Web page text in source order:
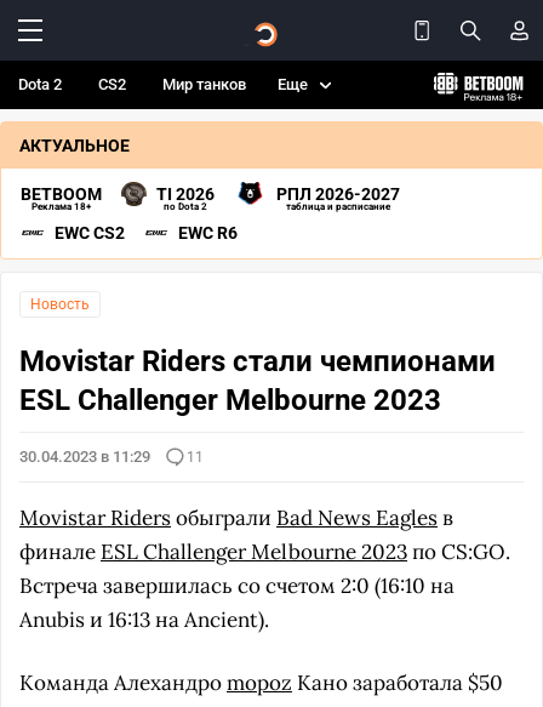
Dota 2 CS2 Мир танков Еще
АКТУАЛЬНОЕ
BETBOOM
Реклама 18+
TI 2026
по Dota 2
РПЛ 2026-2027
таблица и расписание
EWC CS2 EWC R6
Новость
Movistar Riders стали чемпионами
ESL Challenger Melbourne 2023
30.04.2023 в 11:29 11
Movistar Ridersобыграли Bad News Eaglesв
финале ESL Challenger Melbourne 2023по CS:GO.
Встреча завершилась со счетом 2:0 (16:10 на
Anubis и 16:13 на Ancient).
Команда Алехандроmopoz Кано заработала $50